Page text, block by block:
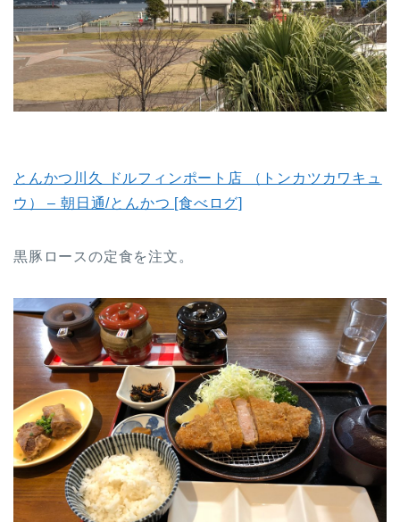
とんかつ川久 ドルフィンポート店 （トンカツカワキュ
ウ） – 朝日通/とんかつ [食べログ]
黒豚ロースの定食を注文。